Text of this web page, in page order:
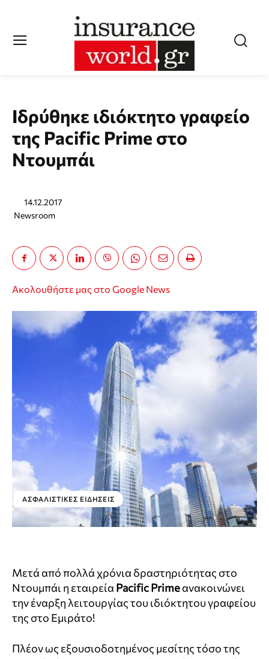
Ιδρύθηκε ιδιόκτητο γραφείο
της Pacific Prime στο
Ντουμπάι
14.12.2017
Newsroom
Ακολουθήστε μας στο Google News
ΑΣΦΑΛΙΣΤΙΚΕΣ ΕΙΔΗΣΕΙΣ
Μετά από πολλά χρόνια δραστηριότητας στο
Ντουμπάι η εταιρεία Pacific Primeανακοινώνει
την έναρξη λειτουργίας του ιδιόκτητου γραφείου
της στο Εμιράτο!
Πλέον ως εξουσιοδοτημένος μεσίτης τόσο της